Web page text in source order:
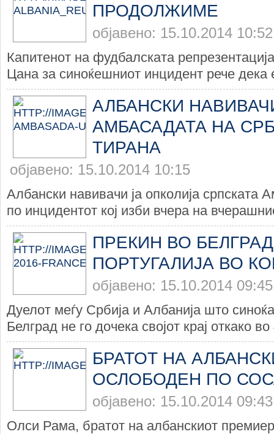
ПРОДОЛЖИМЕ
објавено: 15.10.2014 10:52
Капитенот на фудбалската
Цана за синоќешниот инцидент рече дека
АЛБАНСКИ
АМБАСАДАТА НА
ТИРАНА
објавено: 15.10.2014 10:15
Албански навивачи ја опколија српската
по инцидентот кој изби вчера на
ПРЕКИН ВО
ПОРТУГАЛИЈА ВО
објавено: 15.10.2014 09:45
Дуелот меѓу Србија и Албанија што
Белград не го дочека својот крај откако
БРАТОТ НА
ОСЛОБОДЕН ПО
објавено: 15.10.2014 09:43
Олси Рама, братот на албанскиот